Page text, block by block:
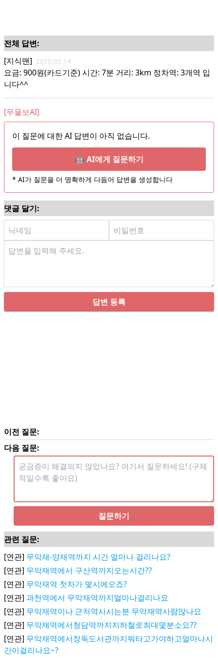
전체 답변:
[지식맨] 2010.03.14
요금: 900원(카드기준) 시간: 7분 거리: 3km 정차역: 3개역 입
니다^^
[무물보AI]
이 질문에 대한 AI 답변이 아직 없습니다.
🤖 AI에게 질문하기
* AI가 질문을 더 명확하게 다듬어 답변을 생성합니다
댓글 달기:
답변 등록
이전 질문:
다음 질문:
질문하기
관련 질문:
[연관] 무악재-양재역까지 시간 얼마나 걸리나요?
[연관] 무악재역에서 구산역까지오는시간??
[연관] 무악재역 첫차가 몇시에오죠?
[연관] 과천역에서 무악재역까지얼마나걸리나요
[연관] 무악재역이나 근처역사시는분 무악재역사람많나요
[연관] 무악재역에서청담역까지지하철로최대몇분소요??
[연관] 무악재역에서정독도서관까지뭐타고가야하고얼마나시
간이걸리나요~?